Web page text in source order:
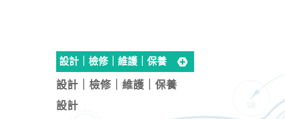
設計｜檢修｜維護｜保養
設計｜檢修｜維護｜保養
設計